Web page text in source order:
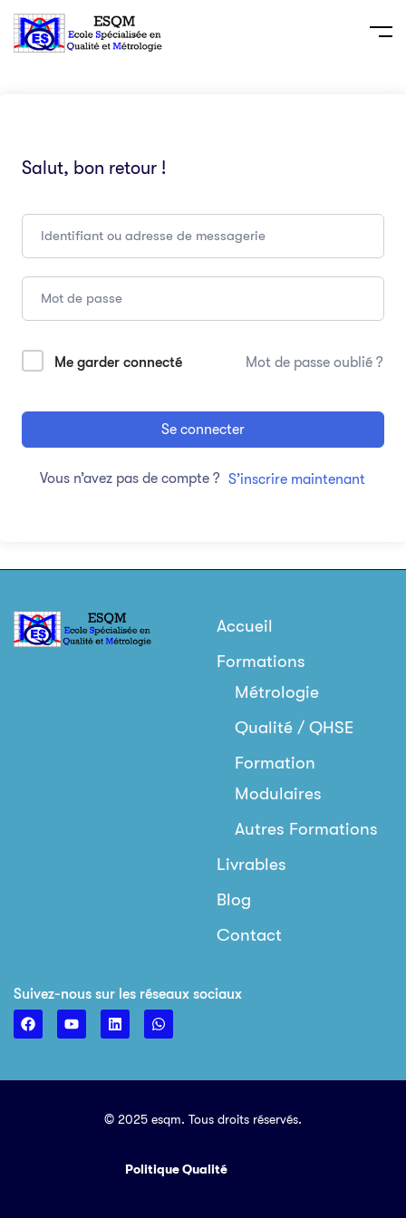
Salut, bon retour !
Me garder connecté Mot de passe oublié ?
Se connecter
Vous n’avez pas de compte ? S’inscrire maintenant
Accueil
Formations
Métrologie
Qualité / QHSE
Formation
Modulaires
Autres Formations
Livrables
Blog
Contact
Suivez-nous sur les réseaux sociaux
© 2025 esqm. Tous droits réservés.
Politique Qualité